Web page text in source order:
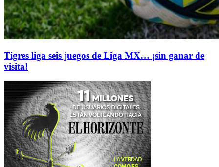
Tigres liga seis juegos de Liga MX… ¡sin ganar de
visita!